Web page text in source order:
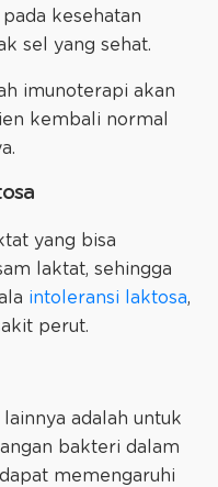
kesehatan
sel yang sehat.
imunoterapi akan
kembali normal
yang bisa
laktat, sehingga
intoleransi laktosa,
perut.
adalah untuk
bakteri dalam
memengaruhi